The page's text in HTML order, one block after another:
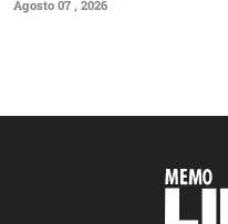
Agosto 07 , 2026